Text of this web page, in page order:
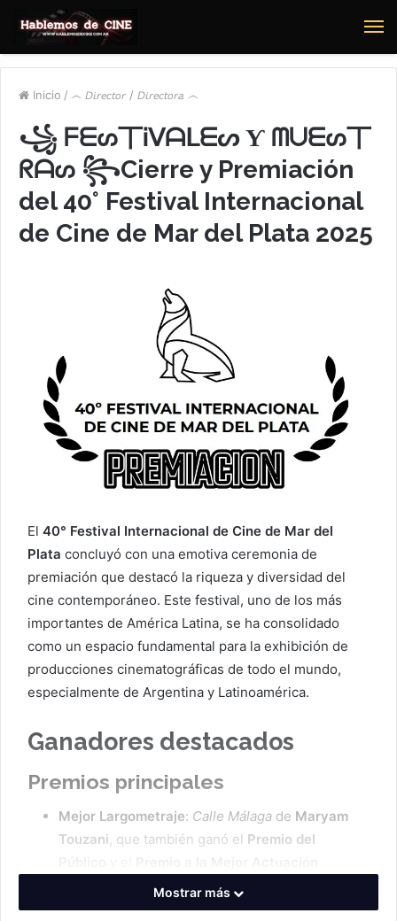
Inicio / ෴ 𝘋𝘪𝘳𝘦𝘤𝘵𝘰𝘳 / 𝘋𝘪𝘳𝘦𝘤𝘵𝘰𝘳𝘢 ෴
꧁ ᖴᗴᔕ丅Ꭵᐯᗩᒪᗴᔕ Ƴ ᗰᑌᗴᔕ丅
ᖇᗩᔕ ꧂Cierre y Premiación
del 40° Festival Internacional
de Cine de Mar del Plata 2025
El 40° Festival Internacional de Cine de Mar del
Plata concluyó con una emotiva ceremonia de
premiación que destacó la riqueza y diversidad del
cine contemporáneo. Este festival, uno de los más
importantes de América Latina, se ha consolidado
como un espacio fundamental para la exhibición de
producciones cinematográficas de todo el mundo,
especialmente de Argentina y Latinoamérica.
Ganadores destacados
Premios principales
Mejor Largometraje: Calle Málaga de Maryam
Touzani , que también ganó el Premio del
para.Mostrar más